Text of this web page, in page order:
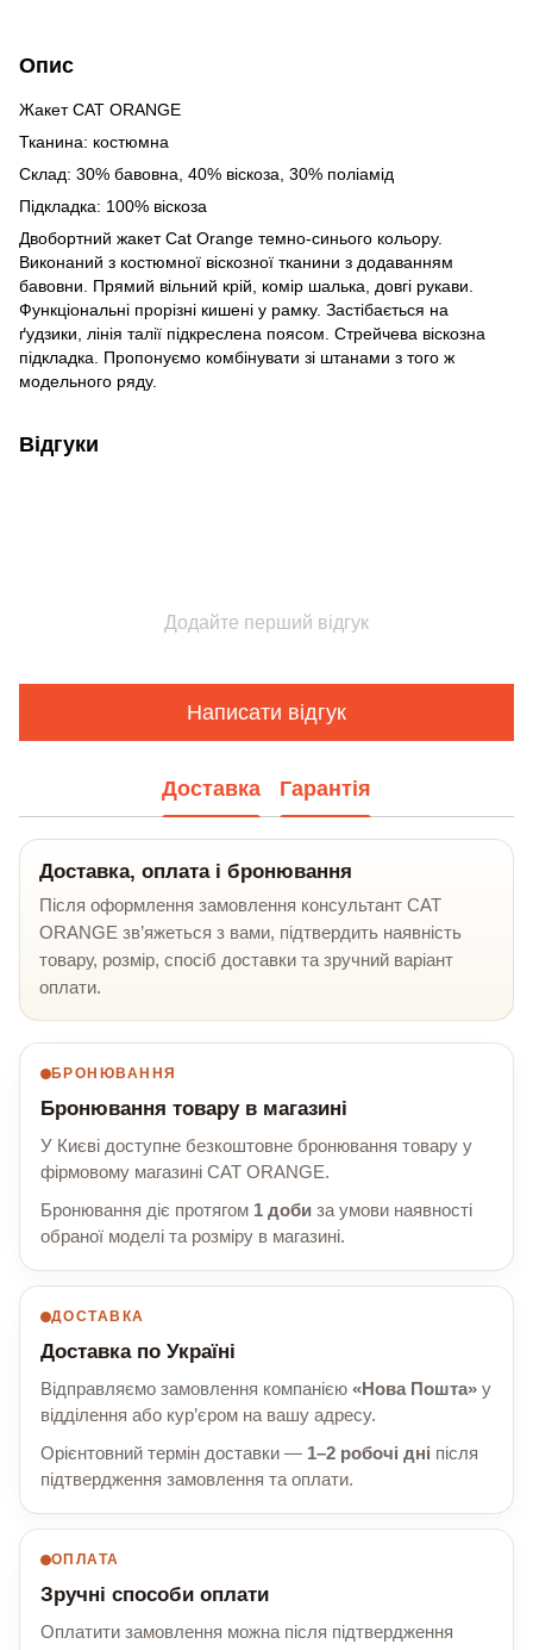
Опис
Жакет CAT ORANGE
Тканина: костюмна
Склад: 30% бавовна, 40% віскоза, 30% поліамід
Підкладка: 100% віскоза
Двобортний жакет Cat Orange темно-синього кольору.
Виконаний з костюмної віскозної тканини з додаванням
бавовни. Прямий вільний крій, комір шалька, довгі рукави.
Функціональні прорізні кишені у рамку. Застібається на
ґудзики, лінія талії підкреслена поясом. Стрейчева віскозна
підкладка. Пропонуємо комбінувати зі штанами з того ж
модельного ряду.
Відгуки
Додайте перший відгук
Написати відгук
Доставка Гарантія
Доставка, оплата і бронювання
Після оформлення замовлення консультант CAT
ORANGE зв’яжеться з вами, підтвердить наявність
товару, розмір, спосіб доставки та зручний варіант
оплати.
БРОНЮВАННЯ
Бронювання товару в магазині
У Києві доступне безкоштовне бронювання товару у
фірмовому магазині CAT ORANGE.
Бронювання діє протягом 1 доби за умови наявності
обраної моделі та розміру в магазині.
ДОСТАВКА
Доставка по Україні
Відправляємо замовлення компанією «Нова Пошта» у
відділення або кур’єром на вашу адресу.
Орієнтовний термін доставки — 1–2 робочі дні після
підтвердження замовлення та оплати.
ОПЛАТА
Зручні способи оплати
Оплатити замовлення можна після підтвердження